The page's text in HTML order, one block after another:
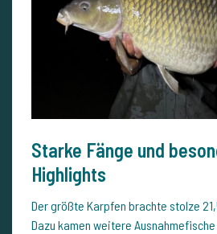
Starke Fänge und
Highlights
Der größte Karpfen brachte stolze
Dazu kamen weitere Ausnahmefische